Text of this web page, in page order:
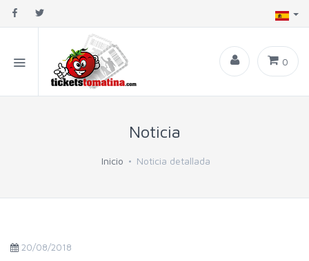
0
Noticia
Inicio Noticia detallada
20/08/2018